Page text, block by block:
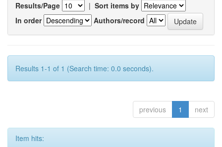
Results/Page | Sort items by
In order
Authors/record
Results 1-1 of 1 (Search time: 0.0 seconds).
previous 1 next
Item hits: